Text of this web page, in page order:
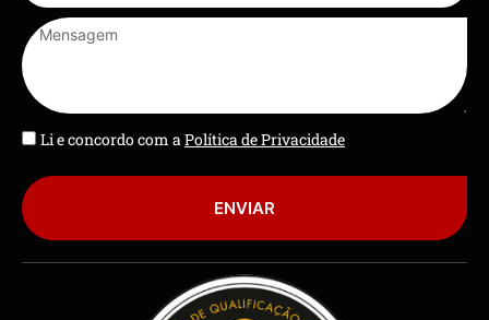
Li e concordo com aPolítica de Privacidade
ENVIAR